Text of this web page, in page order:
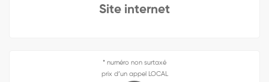
Site internet
* numéro non surtaxé
prix d’un appel LOCAL